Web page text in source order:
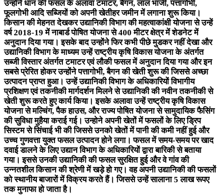
उन्होंने धान की फसल के अलावा टमाटर, बैगन, लाल भाजी, पत्तागोभी,
फूलगोभी आदि सब्जियों को अपनी खेतीहर जमीन में लगाना शुरू किया।
किसान की मेहनत देखकर उद्यानिकी विभाग की महत्वाकांक्षी योजना से उन्हें
वर्ष 2018-19 में नाबार्ड पोषित योजना से 400 मीटर क्षेत्र में शेडनेट में
अनुदान दिया गया। इसके बाद उन्होंने फिर कभी पीछे मुडकर नहीं देखा और
उद्यानिकी विभाग के माध्यम उन्हें राष्ट्रीय कृषि विकास योजना के अंतर्गत
सब्जी विस्तार अंतर्गत टमाटर एवं लौकी फसल में अनुदान दिया गया और इन
सबसे प्रेरित होकर उन्होंने पत्तागोभी, बैगन की खेती शुरू की जिससे अच्छा
उत्पादन प्राप्त हुआ। उन्हें उद्यानिकी विभाग के अधिकारियों विभागीय
प्रशिक्षण एवं तकनीकी मार्गदर्शन मिलने से उद्यानिकी की नवीन तकनीकी से
खेती शुरू करते हुए कार्य किया। इसके अलावा उन्हें राष्ट्रीय कृषि विकास
योजना से मल्चिंग, पैक हाउस, और राज्य पोषित योजना से सामुदायिक फैसिंग
की सुविधा मुहैया कराई गई। उन्होने अपनी खेतों में फसलों के लिए ड्रिप
सिस्टम से सिंचाई भी की जिससे उनको खेतों में पानी की कमी नहीं हुई और
उच्च गुणवत्ता युक्त फसल उत्पादन होने लगा। फसल में समय-समय पर खाद
दवाई डालने के लिए उद्यान विभाग के अधिकारियों द्वारा बारिकी से बताया
गया। इससे उनकी उद्यानिकी की फसल सुरक्षित हुई और वे गांव की
उन्नतशील किसान की श्रेणी में खड़े हो गए। वह अपनी उद्यानिकी की फसलों
को स्थानीय बाजारों में विक्रय करते हैं। जिससे उन्हें सालाना 5 लाख रूपए
तक मुनाफा हो जाता है।